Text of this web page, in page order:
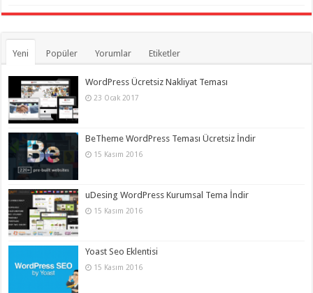
Yeni Popüler Yorumlar Etiketler
WordPress Ücretsiz Nakliyat Teması
23 Ocak 2017
BeTheme WordPress Teması Ücretsiz İndir
15 Kasım 2016
uDesing WordPress Kurumsal Tema İndir
15 Kasım 2016
Yoast Seo Eklentisi
15 Kasım 2016